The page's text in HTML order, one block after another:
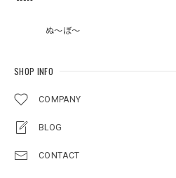
ぬ～ぼ～
SHOP INFO
COMPANY
BLOG
CONTACT